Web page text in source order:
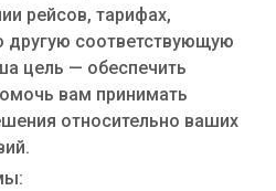
рейсов, тарифах,
другую соответствующую
цель — обеспечить
вам принимать
относительно ваших